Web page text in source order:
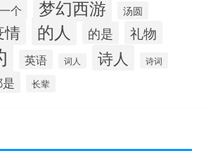
个 梦幻西游 汤圆
情 的人 的是 礼物
英语 词人 诗人 诗词
长辈